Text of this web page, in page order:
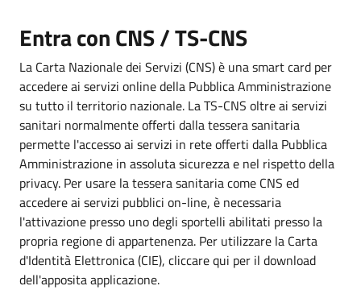
Entra con CNS / TS-CNS
La Carta Nazionale dei Servizi (CNS) è una smart card per
accedere ai servizi online della Pubblica Amministrazione
su tutto il territorio nazionale. La TS-CNS oltre ai servizi
sanitari normalmente offerti dalla tessera sanitaria
permette l'accesso ai servizi in rete offerti dalla Pubblica
Amministrazione in assoluta sicurezza e nel rispetto della
privacy. Per usare la tessera sanitaria come CNS ed
accedere ai servizi pubblici on-line, è necessaria
l'attivazione presso uno degli sportelli abilitati presso la
propria regione di appartenenza. Per utilizzare la Carta
d'Identità Elettronica (CIE), cliccare qui per il download
dell'apposita applicazione.